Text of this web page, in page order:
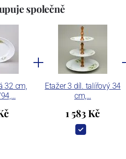
společně
32 cm,
Etažer 3 díl. talířový 34
cm,…
1 583 Kč